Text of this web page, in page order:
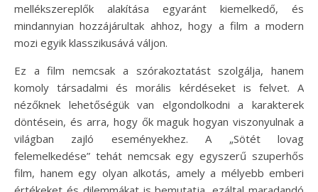
mellékszereplők alakítása egyaránt kiemelkedő, és
mindannyian hozzájárultak ahhoz, hogy a film a modern
mozi egyik klasszikusává váljon.
Ez a film nemcsak a szórakoztatást szolgálja, hanem
komoly társadalmi és morális kérdéseket is felvet. A
nézőknek lehetőségük van elgondolkodni a karakterek
döntésein, és arra, hogy ők maguk hogyan viszonyulnak a
világban zajló eseményekhez. A „Sötét lovag
felemelkedése” tehát nemcsak egy egyszerű szuperhős
film, hanem egy olyan alkotás, amely a mélyebb emberi